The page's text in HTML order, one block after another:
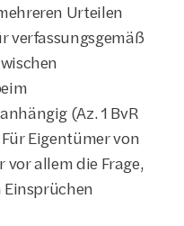
Urteilen
verfassungsgemäß
(Az. 1 BvR
Eigentümer von
allem die Frage,